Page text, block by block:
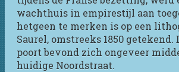
wachthuis in empirestijl aan
hetgeen te merken is op een
Saurel, omstreeks 1850 getekend.
poort bevond zich ongeveer
huidige Noordstraat.